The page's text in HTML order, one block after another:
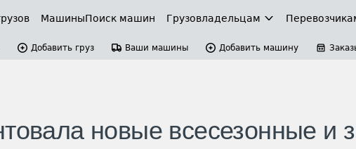
МашиныПоиск машин Грузовладельцам
Добавить груз Ваши машины Добавить машину
новые всесезонные и